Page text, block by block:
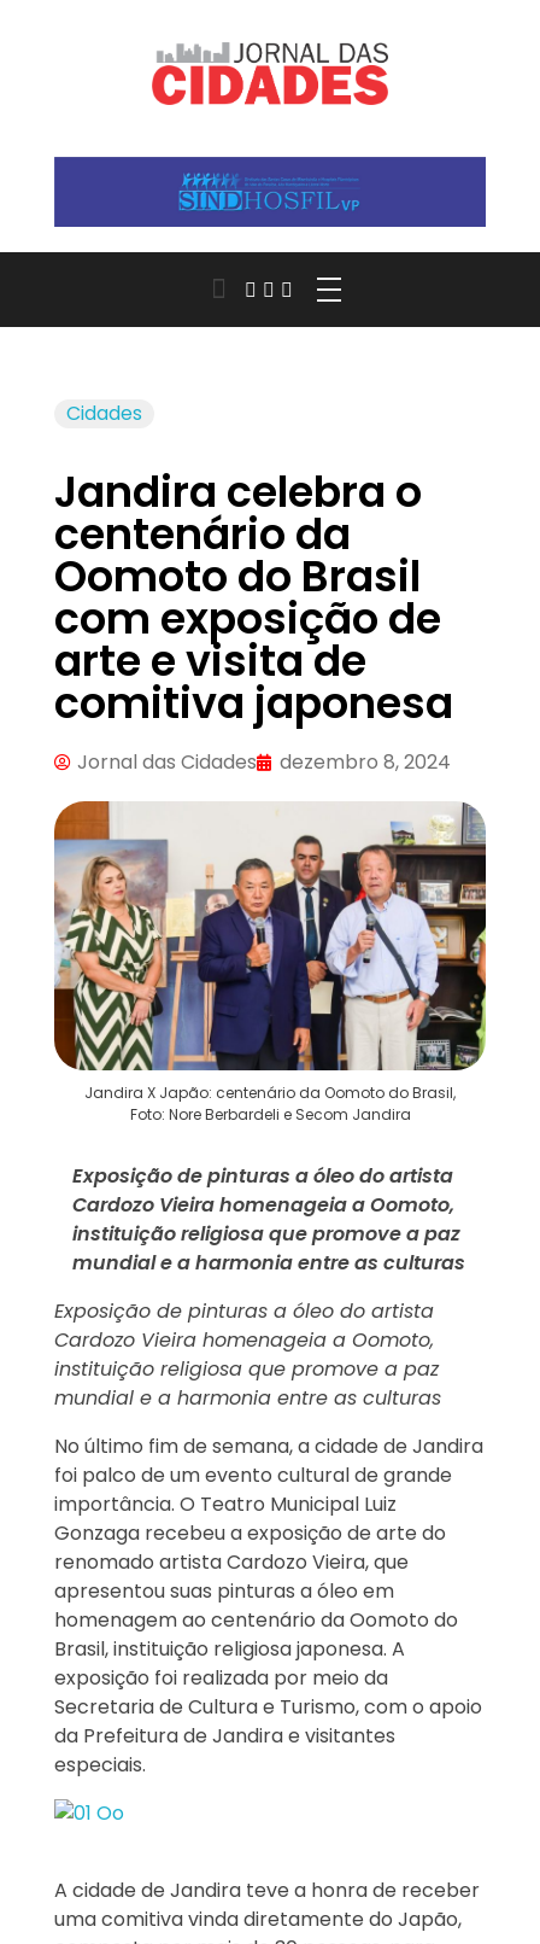
Cidades
Jandira celebra o
centenário da
Oomoto do Brasil
com exposição de
arte e visita de
comitiva japonesa
Jornal das Cidades dezembro 8, 2024
Jandira X Japão: centenário da Oomoto do Brasil,
Foto: Nore Berbardeli e Secom Jandira
Exposição de pinturas a óleo do artista
Cardozo Vieira homenageia a Oomoto,
instituição religiosa que promove a paz
mundial e a harmonia entre as culturas
Exposição de pinturas a óleo do artista
Cardozo Vieira homenageia a Oomoto,
instituição religiosa que promove a paz
mundial e a harmonia entre as culturas
No último fim de semana, a cidade de Jandira
foi palco de um evento cultural de grande
importância. O Teatro Municipal Luiz
Gonzaga recebeu a exposição de arte do
renomado artista Cardozo Vieira, que
apresentou suas pinturas a óleo em
homenagem ao centenário da Oomoto do
Brasil, instituição religiosa japonesa. A
exposição foi realizada por meio da
Secretaria de Cultura e Turismo, com o apoio
da Prefeitura de Jandira e visitantes
especiais.
A cidade de Jandira teve a honra de receber
uma comitiva vinda diretamente do Japão,